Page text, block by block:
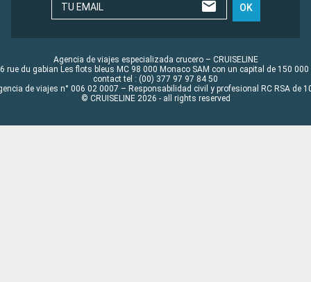
TU EMAIL OK
Agencia de viajes especializada crucero – CRUISELINE
rue du gabian Les flots bleus MC 98 000 Monaco SAM con un capital de 150 000
contact tel : (00) 377 97 97 84 50
de viajes n° 006 02 0007 – Responsabilidad civil y profesional RC RSA de
© CRUISELINE 2026 - all rights reserved